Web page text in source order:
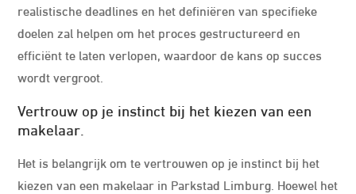
realistische deadlines en het definiëren van specifieke
doelen zal helpen om het proces gestructureerd en
efficiënt te laten verlopen, waardoor de kans op succes
wordt vergroot.
Vertrouw op je instinct bij het kiezen van een
makelaar.
Het is belangrijk om te vertrouwen op je instinct bij het
kiezen van een makelaar in Parkstad Limburg. Hoewel het